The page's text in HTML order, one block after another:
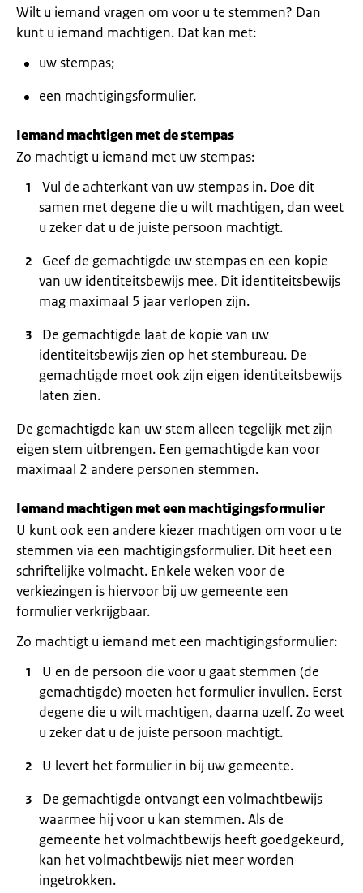
Wilt u iemand vragen om voor u te stemmen? Dan
kunt u iemand machtigen. Dat kan met:
uw stempas;
een machtigingsformulier.
Iemand machtigen met de stempas
Zo machtigt u iemand met uw stempas:
Vul de achterkant van uw stempas in. Doe dit
samen met degene die u wilt machtigen, dan weet
u zeker dat u de juiste persoon machtigt.
Geef de gemachtigde uw stempas en een kopie
van uw identiteitsbewijs mee. Dit identiteitsbewijs
mag maximaal 5 jaar verlopen zijn.
De gemachtigde laat de kopie van uw
identiteitsbewijs zien op het stembureau. De
gemachtigde moet ook zijn eigen identiteitsbewijs
laten zien.
De gemachtigde kan uw stem alleen tegelijk met zijn
eigen stem uitbrengen. Een gemachtigde kan voor
maximaal 2 andere personen stemmen.
Iemand machtigen met een machtigingsformulier
U kunt ook een andere kiezer machtigen om voor u te
stemmen via een machtigingsformulier. Dit heet een
schriftelijke volmacht. Enkele weken voor de
verkiezingen is hiervoor bij uw gemeente een
formulier verkrijgbaar.
Zo machtigt u iemand met een machtigingsformulier:
U en de persoon die voor u gaat stemmen (de
gemachtigde) moeten het formulier invullen. Eerst
degene die u wilt machtigen, daarna uzelf. Zo weet
u zeker dat u de juiste persoon machtigt.
U levert het formulier in bij uw gemeente.
De gemachtigde ontvangt een volmachtbewijs
waarmee hij voor u kan stemmen. Als de
gemeente het volmachtbewijs heeft goedgekeurd,
kan het volmachtbewijs niet meer worden
ingetrokken.